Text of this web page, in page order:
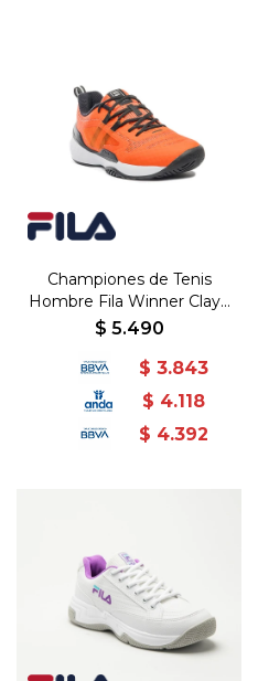
Championes de Tenis
Hombre Fila Winner Clay -
Naranja-Negro
$ 5.490
$ 3.843
$ 4.118
$ 4.392